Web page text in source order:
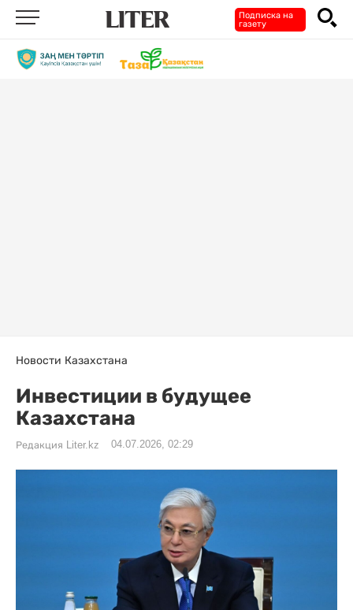
Подписка на
газету
Новости Казахстана
Инвестиции в будущее
Казахстана
Редакция Liter.kz 04.07.2026, 02:29